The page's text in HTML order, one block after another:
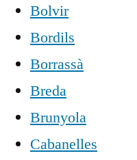
Bolvir
Bordils
Borrassà
Breda
Brunyola
Cabanelles